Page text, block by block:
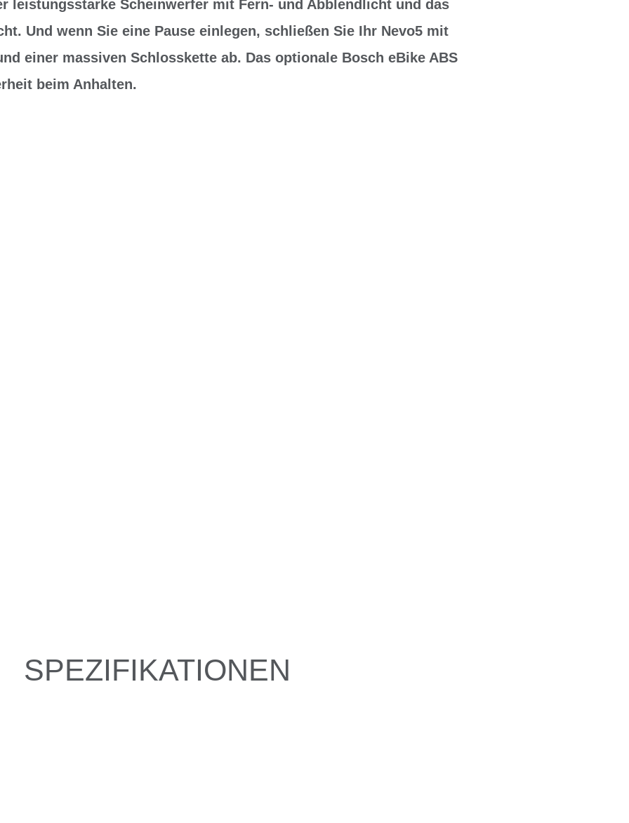
leistungsstarke Scheinwerfer mit Fern- und Abblendlicht und das
Und wenn Sie eine Pause einlegen, schließen Sie Ihr Nevo5 mit
einer massiven Schlosskette ab. Das optionale Bosch eBike ABS
beim Anhalten.
SPEZIFIKATIONEN